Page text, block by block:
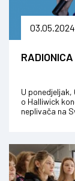
03.05.2024
U
o Halliwick
neplivača na